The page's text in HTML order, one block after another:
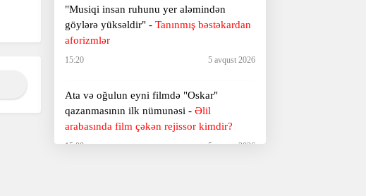
"Musiqi insan ruhunu yer aləmindən
göylərə yüksəldir" - Tanınmış bəstəkardan
aforizmlər
15:20 5 avqust 2026
Ata və oğulun eyni filmdə "Oskar"
qazanmasının ilk nümunəsi - Əlil
arabasında film çəkən rejissor kimdir?
15:00 5 avqust 2026